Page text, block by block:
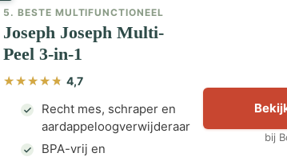
5. BESTE MULTIFUNCTIONEEL
Joseph Joseph Multi-
Peel 3-in-1
4,7
Recht mes, schraper en
aardappeloogverwijderaar
BPA-vrij en
bij